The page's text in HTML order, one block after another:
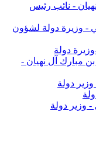
- نائب رئيس
- وزيرة دولة لشؤون
دولة
مبارك آل نهيان -
دولة
وزير دولة